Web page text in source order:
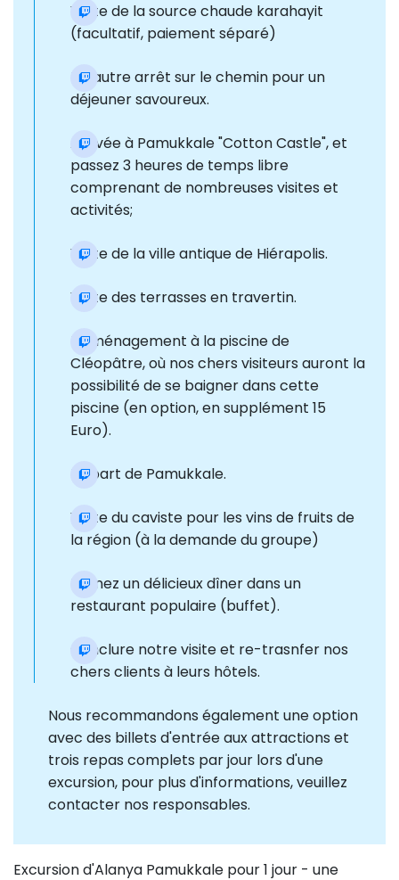
Visite de la source chaude karahayit
(facultatif, paiement séparé)
Un autre arrêt sur le chemin pour un
déjeuner savoureux.
Arrivée à Pamukkale "Cotton Castle", et
passez 3 heures de temps libre
comprenant de nombreuses visites et
activités;
Visite de la ville antique de Hiérapolis.
Visite des terrasses en travertin.
Déménagement à la piscine de
Cléopâtre, où nos chers visiteurs auront la
possibilité de se baigner dans cette
piscine (en option, en supplément 15
Euro).
Départ de Pamukkale.
Visite du caviste pour les vins de fruits de
la région (à la demande du groupe)
Prenez un délicieux dîner dans un
restaurant populaire (buffet).
Conclure notre visite et re-trasnfer nos
chers clients à leurs hôtels.
Nous recommandons également une option
avec des billets d'entrée aux attractions et
trois repas complets par jour lors d'une
excursion, pour plus d'informations, veuillez
contacter nos responsables.
Excursion d'Alanya Pamukkale pour 1 jour - une